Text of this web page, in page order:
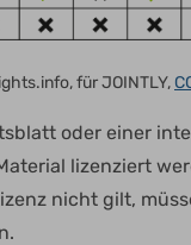
für JOINTLY,
oder einer
lizenziert
nicht gilt,